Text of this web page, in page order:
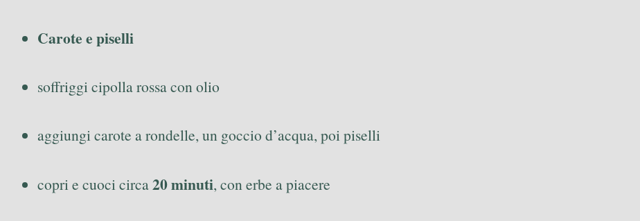
Carote e piselli
soffriggi cipolla rossa con olio
aggiungi carote a rondelle, un goccio d’acqua, poi piselli
copri e cuoci circa20 minuti, con erbe a piacere